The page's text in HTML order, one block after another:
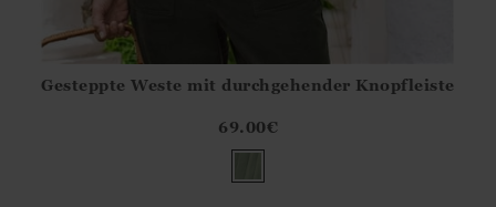
?? ""
Nein
Gesteppte Weste mit durchgehender Knopfleiste
69.00€